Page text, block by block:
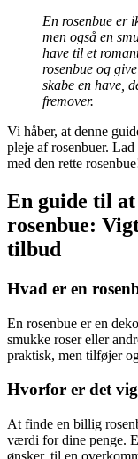
En rosenbue er
men også en
have til et
rosenbue og
skabe en have,
fremover.
Vi håber, at denne
pleje af rosenbuer.
med den rette
En guide til
rosenbue:
tilbud
Hvad er en
En rosenbue er en
smukke roser eller
praktisk, men tilføjer
Hvorfor er det
At finde en billig
værdi for dine penge.